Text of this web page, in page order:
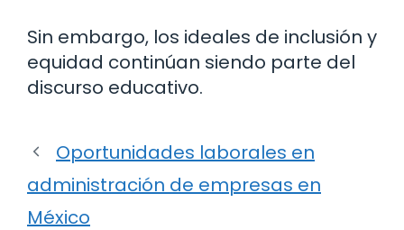
Sin embargo, los ideales de inclusión y
equidad continúan siendo parte del
discurso educativo.
Oportunidades laborales en
administración de empresas en
México